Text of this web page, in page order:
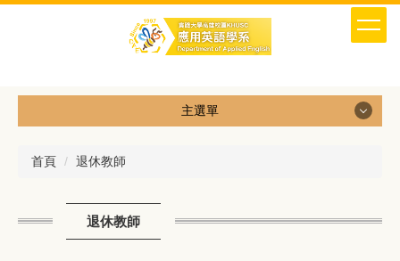
區
主選單
首頁 退休教師
退休教師